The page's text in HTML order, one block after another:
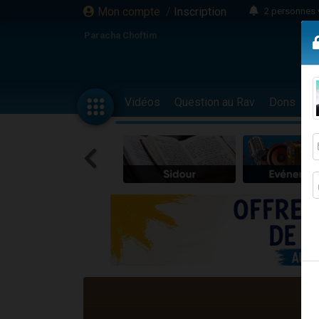
Mon compte / Inscription
2 personnes
Lisbel
2
3
11
3
Il reste
2 personnes
29
Il reste
2
6
4
Paracha Choftim
Vidéos Question au Rav Dons